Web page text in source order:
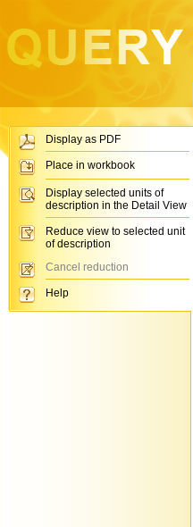
Display as PDF
Place in workbook
Display selected units of
description in the Detail View
Reduce view to selected unit
of description
Cancel reduction
Help